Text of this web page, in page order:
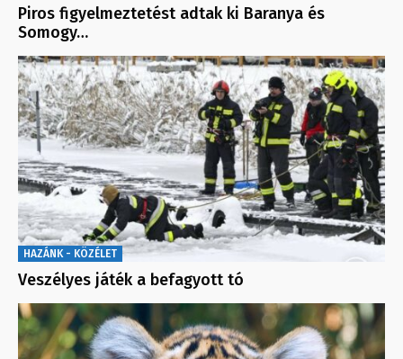
Piros figyelmeztetést adtak ki Baranya és
Somogy…
HAZÁNK - KÖZÉLET
Veszélyes játék a befagyott tó